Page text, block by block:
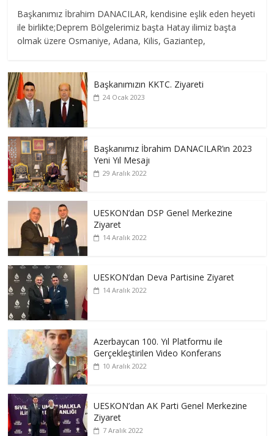
Başkanımız İbrahim DANACILAR, kendisine eşlik eden heyeti
ile birlikte;Deprem Bölgelerimiz başta Hatay ilimiz başta
olmak üzere Osmaniye, Adana, Kilis, Gaziantep,
Başkanımızın KKTC. Ziyareti
24 Ocak 2023
Başkanımız İbrahim DANACILAR’ın 2023
Yeni Yıl Mesajı
29 Aralık 2022
UESKON’dan DSP Genel Merkezine
Ziyaret
14 Aralık 2022
UESKON’dan Deva Partisine Ziyaret
14 Aralık 2022
Azerbaycan 100. Yıl Platformu ile
Gerçekleştirilen Video Konferans
10 Aralık 2022
UESKON’dan AK Parti Genel Merkezine
Ziyaret
7 Aralık 2022